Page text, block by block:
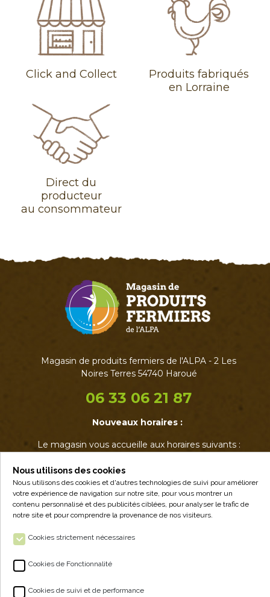
Click and Collect
Produits fabriqués
en Lorraine
Direct du
producteur
au consommateur
Magasin de produits fermiers de l'ALPA - 2 Les
Noires Terres 54740 Haroué
06 33 06 21 87
Nouveaux horaires :
Le magasin vous accueille aux horaires suivants :
• Jeudi : 17h - 19h
• Vendredi : 14h - 19h
• Samedi : 9h - 12h30
Nous utilisons des cookies
Nous utilisons des cookies et d'autres technologies de suivi pour améliorer
votre expérience de navigation sur notre site, pour vous montrer un
contenu personnalisé et des publicités ciblées, pour analyser le trafic de
notre site et pour comprendre la provenance de nos visiteurs.
Cookies strictement nécessaires
Cookies de Fonctionnalité
Cookies de suivi et de performance